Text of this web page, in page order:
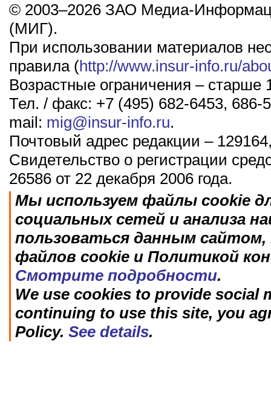
© 2003–2026 ЗАО Медиа-
(МИГ).
При использовании материалов
правила (http://www.insur-info.ru/
Возрастные ограничения – старше
Тел. / факс: +7 (495) 682-6453, 686-
mail: mig@insur-info.ru.
Почтовый адрес редакции –
Свидетельство о регистрации
26586 от 22 декабря 2006 года.
Мы используем файлы cookie
социальных сетей и анализа
пользоваться данным
файлов cookie и Политикой
Смотрите подробности.
We use cookies to provide social
continuing to use this site, you
Policy. See details.